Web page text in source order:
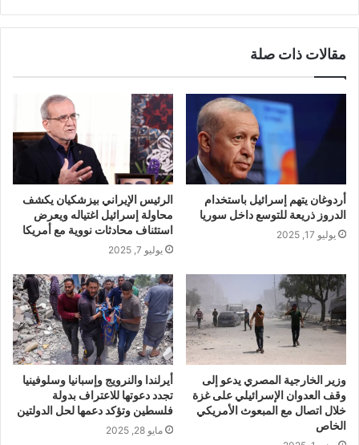
مقالات ذات صلة
أردوغان يتهم إسرائيل باستخدام
الدروز ذريعة للتوسع داخل سوريا
يوليو 17, 2025
الرئيس الإيراني بيزشكيان يكشف
محاولة إسرائيل اغتياله ويعرض
استئناف محادثات نووية مع أمريكا
يوليو 7, 2025
وزير الخارجية المصري يدعو إلى
وقف العدوان الإسرائيلي على غزة
خلال اتصال مع المبعوث الأمريكي
الخاص
أيرلندا والنرويج وإسبانيا وسلوفينيا
تجدد دعوتها للاعتراف بدولة
فلسطين وتؤكد دعمها لحل الدولتين
مايو 28, 2025